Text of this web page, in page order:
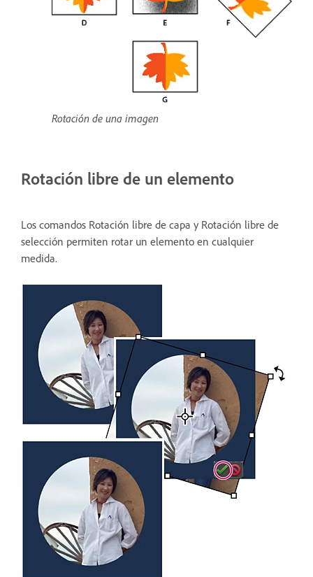
Rotación de una imagen
Rotación libre de un elemento
Los comandos Rotación libre de capa y Rotación libre de
selección permiten rotar un elemento en cualquier
medida.